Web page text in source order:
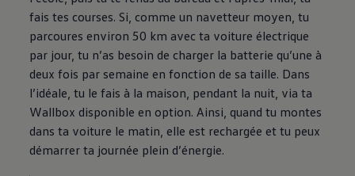
fais tes courses. Si, comme un navetteur moyen, tu
parcoures environ 50 km avec ta voiture électrique
par jour, tu n’as besoin de charger la batterie qu’une à
deux fois par semaine en fonction de sa taille. Dans
l’idéale, tu le fais à la maison, pendant la nuit, via ta
Wallbox disponible en option. Ainsi, quand tu montes
dans ta voiture le matin, elle est rechargée et tu peux
démarrer ta journée plein d’énergie.